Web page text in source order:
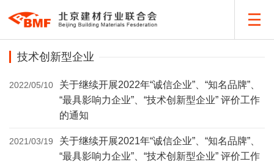
技术创新型企业
2022/05/10
关于继续开展2022年“诚信企业”、“知名品牌”、
“最具影响力企业”、“技术创新型企业” 评价工作
的通知
2021/03/19
关于继续开展2021年“诚信企业”、“知名品牌”、
“最具影响力企业”、“技术创新型企业” 评价工作